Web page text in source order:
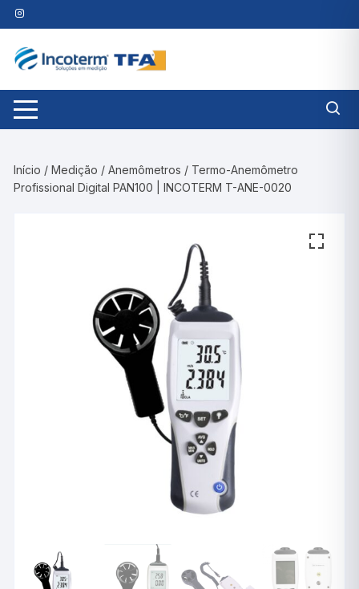
Pular
para
conteúdo
Início /Medição /Anemômetros / Termo-Anemômetro
Profissional Digital PAN100 | INCOTERM T-ANE-0020